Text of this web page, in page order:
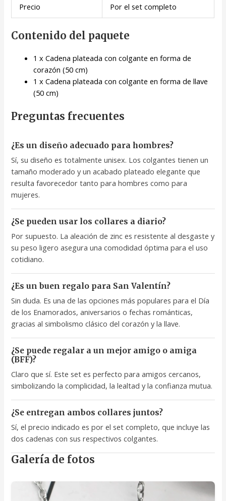
Precio Por el set completo
Contenido del paquete
1 x Cadena plateada con colgante en forma de
corazón (50 cm)
1 x Cadena plateada con colgante en forma de llave
(50 cm)
Preguntas frecuentes
¿Es un diseño adecuado para hombres?
Sí, su diseño es totalmente unisex. Los colgantes tienen un
tamaño moderado y un acabado plateado elegante que
resulta favorecedor tanto para hombres como para
mujeres.
¿Se pueden usar los collares a diario?
Por supuesto. La aleación de zinc es resistente al desgaste y
su peso ligero asegura una comodidad óptima para el uso
cotidiano.
¿Es un buen regalo para San Valentín?
Sin duda. Es una de las opciones más populares para el Día
de los Enamorados, aniversarios o fechas románticas,
gracias al simbolismo clásico del corazón y la llave.
¿Se puede regalar a un mejor amigo o amiga
(BFF)?
Claro que sí. Este set es perfecto para amigos cercanos,
simbolizando la complicidad, la lealtad y la confianza mutua.
¿Se entregan ambos collares juntos?
Sí, el precio indicado es por el set completo, que incluye las
dos cadenas con sus respectivos colgantes.
Galería de fotos